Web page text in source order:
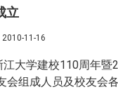
立
11-16
大学建校110周年暨
组成人员及校友会